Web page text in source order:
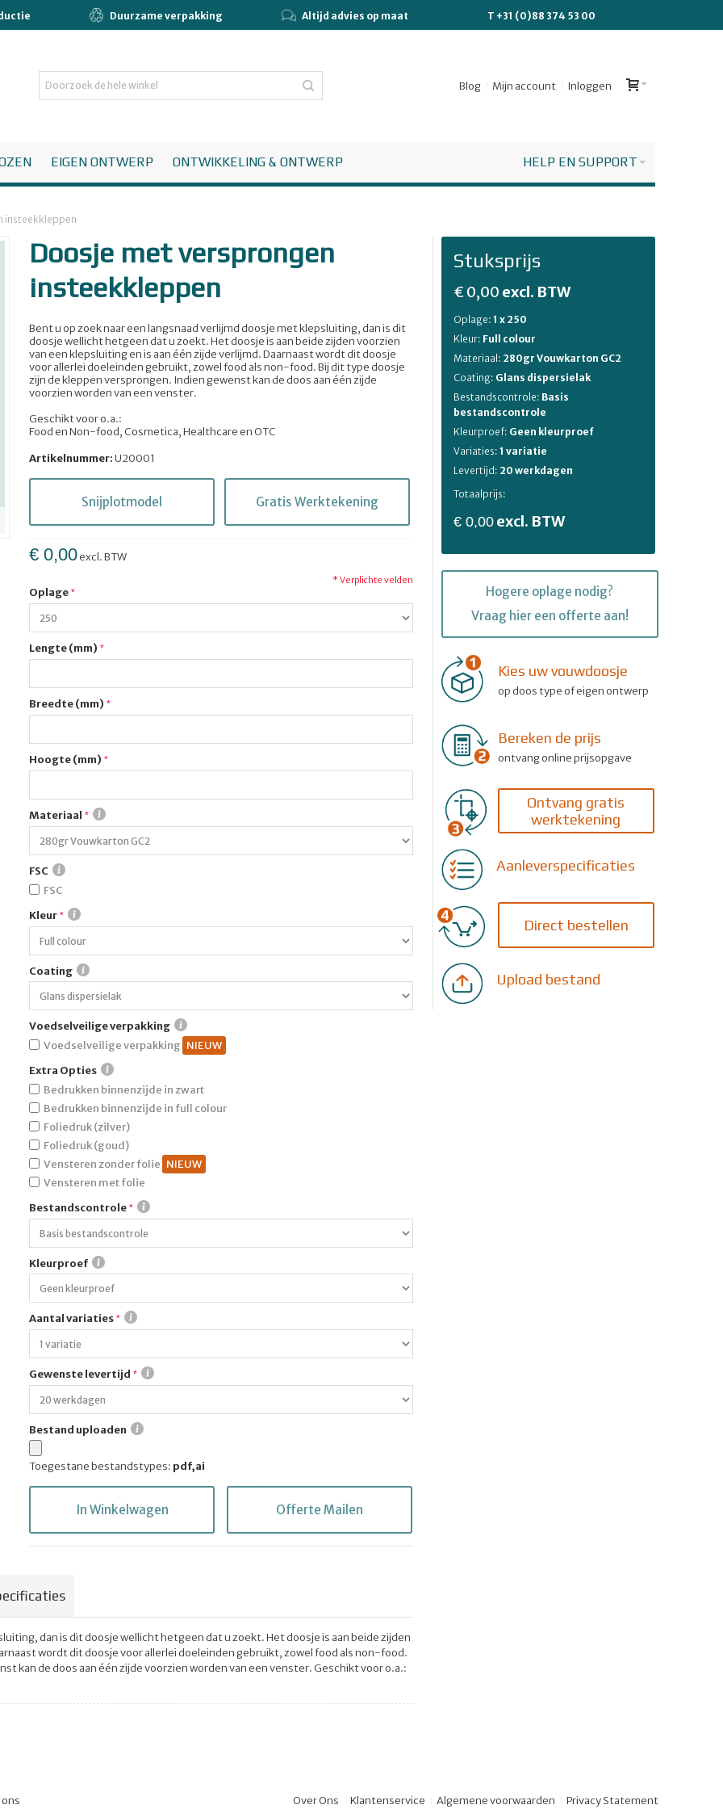
Duurzame verpakking Altijd advies op maat T +31 (0)88 374 53 00
Blog Mijn account Inloggen
EIGEN ONTWERP HELP EN SUPPORT
ONTWIKKELING & ONTWERP
insteekkleppen
Doosje met versprongen
insteekkleppen
Bent u op zoek naar een langsnaad verlijmd doosje met klepsluiting, dan is dit
doosje wellicht hetgeen dat u zoekt. Het doosje is aan beide zijden voorzien
van een klepsluiting en is aan één zijde verlijmd. Daarnaast wordt dit doosje
voor allerlei doeleinden gebruikt, zowel food als non-food. Bij dit type doosje
zijn de kleppen versprongen. Indien gewenst kan de doos aan één zijde
voorzien worden van een venster.
Geschikt voor o.a.:
Food en Non-food, Cosmetica, Healthcare en OTC
Artikelnummer:U20001
Snijplotmodel Gratis Werktekening
€ 0,00excl. BTW
Oplage
Lengte (mm)
Breedte (mm)
Hoogte (mm)
Materiaal
FSC
FSC
Kleur
Coating
Voedselveilige verpakking
Voedselveilige verpakking
Extra Opties
Bedrukken binnenzijde in zwart
Bedrukken binnenzijde in full colour
Foliedruk (zilver)
Foliedruk (goud)
Vensteren zonder folie
Vensteren met folie
Bestandscontrole
Kleurproef
Aantal variaties
Gewenste levertijd
Bestand uploaden
Toegestane bestandstypes: pdf,ai
* Verplichte velden
In Winkelwagen Offerte Mailen
Stuksprijs
€ 0,00 excl. BTW
Oplage: 1 x 250
Kleur: Full colour
Materiaal: 280gr Vouwkarton GC2
Coating: Glans dispersielak
Bestandscontrole: Basis
bestandscontrole
Kleurproef: Geen kleurproef
Variaties: 1 variatie
Levertijd: 20 werkdagen
Totaalprijs:
€ 0,00excl. BTW
Hogere oplage nodig?
Vraag hier een offerte aan!
Kies uw vouwdoosje
op doos type of eigen ontwerp
Bereken de prijs
ontvang online prijsopgave
Ontvang gratis
werktekening
Aanleverspecificaties
Direct bestellen
Upload bestand
dan is dit doosje wellicht hetgeen dat u zoekt. Het doosje is aan beide zijden
wordt dit doosje voor allerlei doeleinden gebruikt, zowel food als non-food.
kan de doos aan één zijde voorzien worden van een venster. Geschikt voor o.a.:
Over Ons Klantenservice Algemene voorwaarden Privacy Statement